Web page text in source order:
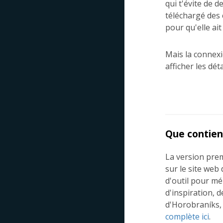
qui t'évite de
téléchargé
pour qu'elle ait
Mais la
afficher les
Que
La version
sur le site web
d'outil pour
d'inspiration,
complète ici.